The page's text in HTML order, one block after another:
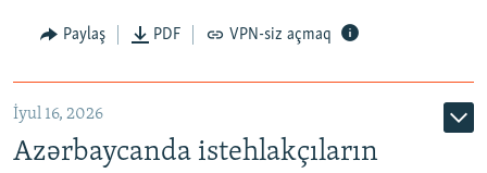
Paylaş PDF VPN-siz açmaq
İyul 16, 2026
Azərbaycanda istehlakçıların